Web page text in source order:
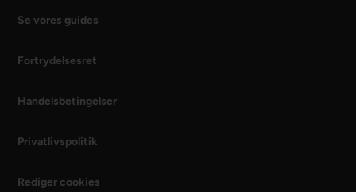
Se vores guides
Fortrydelsesret
Handelsbetingelser
Privatlivspolitik
Rediger cookies